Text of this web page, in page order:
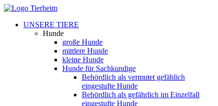
UNSERE TIERE
Hunde
große Hunde
mittlere Hunde
kleine Hunde
Hunde für Sachkundige
Behördlich als vermutet gefählich
eingestufte Hunde
Behördlich als gefährlich im Einzelfall
eingestufte Hunde